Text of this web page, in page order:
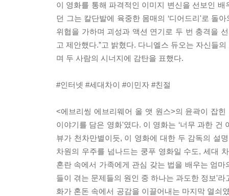
이 영화를 통해 파격적인 이미지 변신을 선보인
던 그는 칼단발에 육중한 몸매의 ‘디어드리'로 돌
위협을 가하며 괴성과 액션 연기로 두 번 충격을
고 제안했다.”고 밝혔다. 다니엘스 듀오는 자신들
며 두 사람의 시너지에 감탄을 표했다.
#인터넷 #세대차이 #이민자 #친절
<에브리씽 에브리웨어 올 앳 원스>의 윤곽이 잡
이야기를 담은 영화'였다. 이 영화는 ‘너무 과한
뷰가 천차만별이듯, 이 영화에 대한 두 감독의 설
차원의 우주를 넘나드는 쿵푸 영화일 수도, 세대
혼란 속에서 가족에게 관심 갖는 법을 배우는 엄
들이 겪는 문제들의 원인 중 하나는 과도한 정보'
화가 혼돈 속에서 공감을 이끌어내는 마지막 열쇠